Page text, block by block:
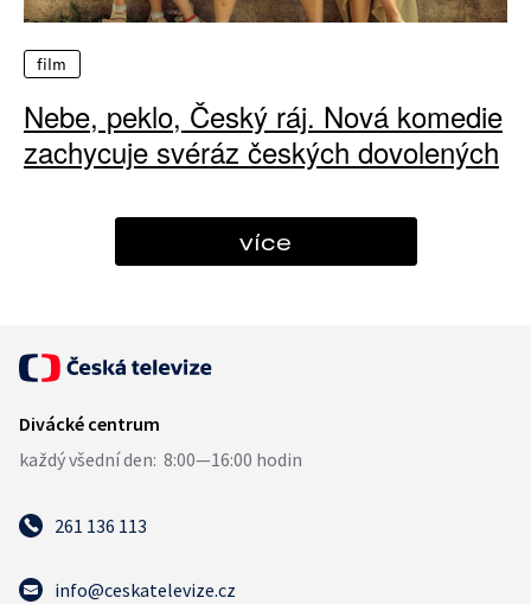
film
Nebe, peklo, Český ráj. Nová komedie
zachycuje svéráz českých dovolených
více
261 136 113
info@ceskatelevize.cz